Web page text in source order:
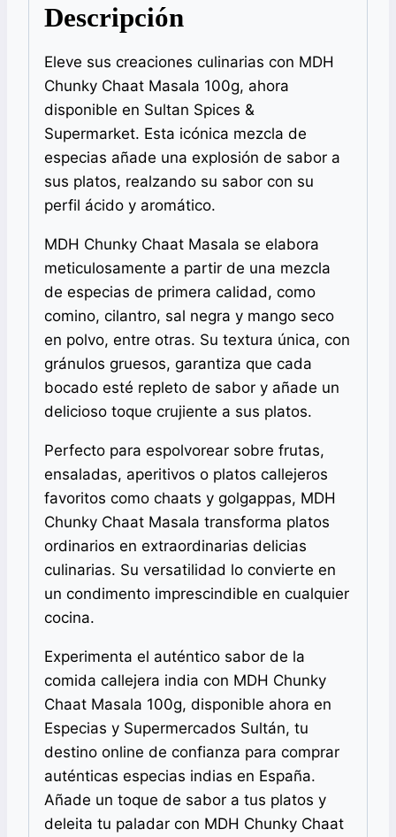
Descripción
Eleve sus creaciones culinarias con MDH
Chunky Chaat Masala 100g, ahora
disponible en Sultan Spices &
Supermarket. Esta icónica mezcla de
especias añade una explosión de sabor a
sus platos, realzando su sabor con su
perfil ácido y aromático.
MDH Chunky Chaat Masala se elabora
meticulosamente a partir de una mezcla
de especias de primera calidad, como
comino, cilantro, sal negra y mango seco
en polvo, entre otras. Su textura única, con
gránulos gruesos, garantiza que cada
bocado esté repleto de sabor y añade un
delicioso toque crujiente a sus platos.
Perfecto para espolvorear sobre frutas,
ensaladas, aperitivos o platos callejeros
favoritos como chaats y golgappas, MDH
Chunky Chaat Masala transforma platos
ordinarios en extraordinarias delicias
culinarias. Su versatilidad lo convierte en
un condimento imprescindible en cualquier
cocina.
Experimenta el auténtico sabor de la
comida callejera india con MDH Chunky
Chaat Masala 100g, disponible ahora en
Especias y Supermercados Sultán, tu
destino online de confianza para comprar
auténticas especias indias en España.
Añade un toque de sabor a tus platos y
deleita tu paladar con MDH Chunky Chaat